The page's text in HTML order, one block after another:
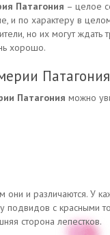
Патагония – целое
и по характеру в
но их могут ждать
хорошо.
Патагония
Патагония можно
они и различаются. У
подвидов с красными
сторона лепестков.